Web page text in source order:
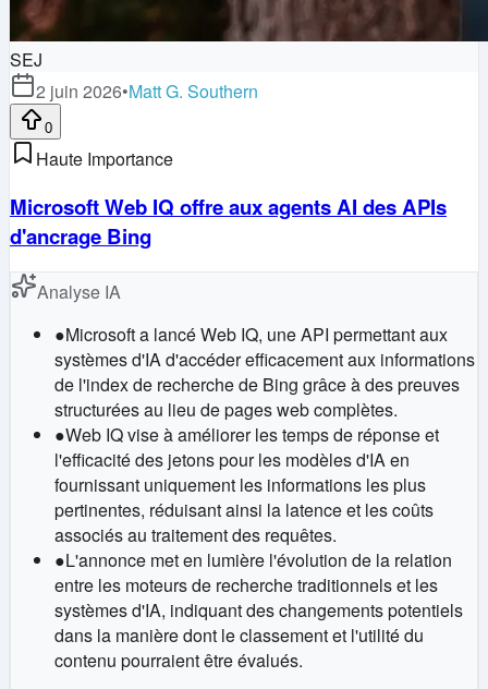
SEJ
2 juin 2026•Matt G. Southern
0
Haute Importance
Microsoft Web IQ offre aux agents AI des APIs
d'ancrage Bing
Analyse IA
●Microsoft a lancé Web IQ, une API permettant aux
systèmes d'IA d'accéder efficacement aux informations
de l'index de recherche de Bing grâce à des preuves
structurées au lieu de pages web complètes.
●Web IQ vise à améliorer les temps de réponse et
l'efficacité des jetons pour les modèles d'IA en
fournissant uniquement les informations les plus
pertinentes, réduisant ainsi la latence et les coûts
associés au traitement des requêtes.
●L'annonce met en lumière l'évolution de la relation
entre les moteurs de recherche traditionnels et les
systèmes d'IA, indiquant des changements potentiels
dans la manière dont le classement et l'utilité du
contenu pourraient être évalués.